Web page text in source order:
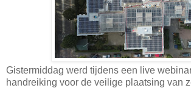
Gistermiddag werd tijdens een live
handreiking voor de veilige plaatsing van